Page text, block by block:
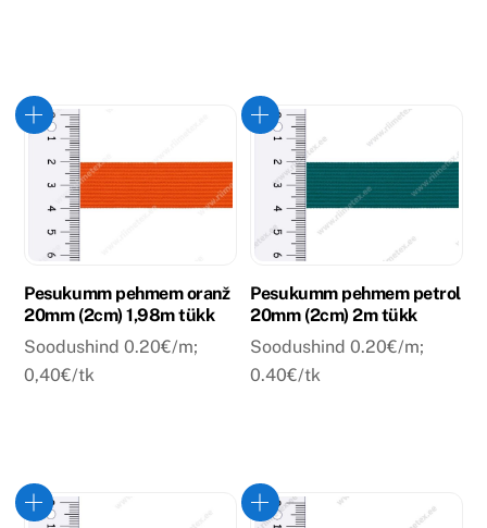
Pesukumm pehmem oranž
20mm (2cm) 1,98m tükk
Soodushind 0.20€/m;
0,40€/tk
Pesukumm pehmem petrol
20mm (2cm) 2m tükk
Soodushind 0.20€/m;
0.40€/tk